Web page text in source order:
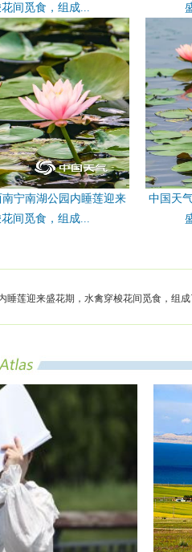
间觅食，组成...
宁南湖公园内睡莲迎来
间觅食，组成...
中国天
睡莲迎来盛花期，水禽穿梭花间觅食，组